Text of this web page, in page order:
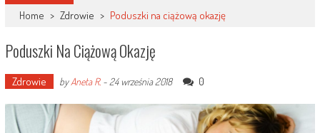
Home > Zdrowie > Poduszki na ciążową okazję
Poduszki Na Ciążową Okazję
Zdrowie byAneta R.- 24 września 2018 0